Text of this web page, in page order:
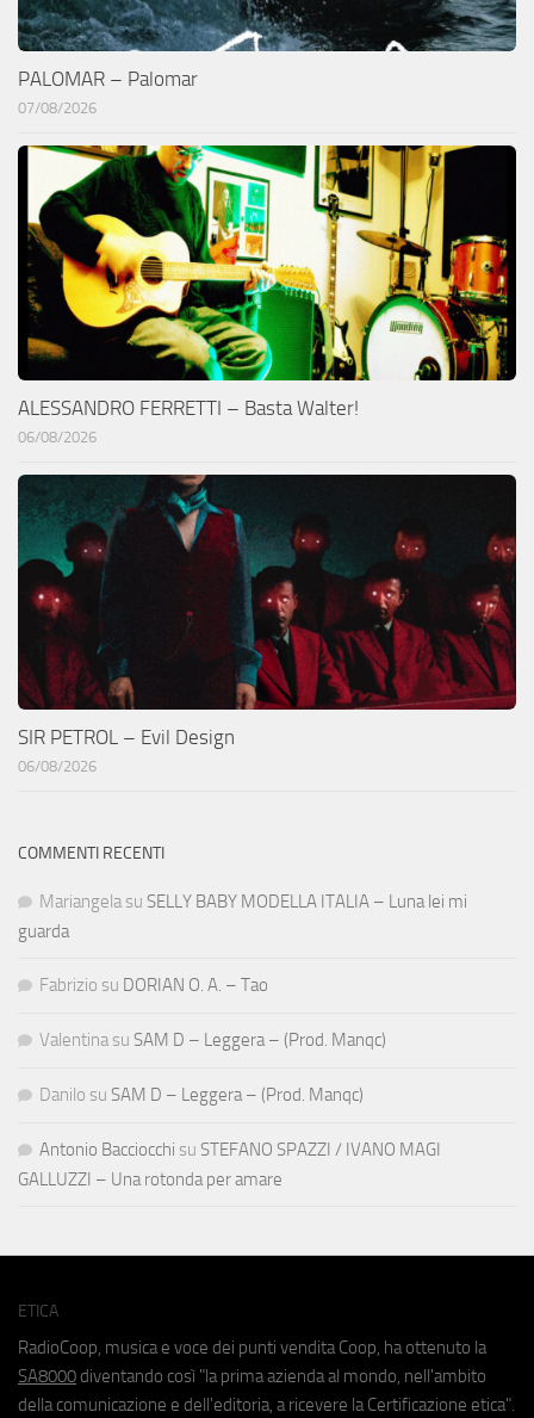
PALOMAR – Palomar
07/08/2026
ALESSANDRO FERRETTI – Basta Walter!
06/08/2026
SIR PETROL – Evil Design
06/08/2026
COMMENTI RECENTI
Mariangela su SELLY BABY MODELLA ITALIA – Luna lei mi
guarda
Fabrizio su DORIAN O. A. – Tao
Valentina su SAM D – Leggera – (Prod. Manqc)
Danilo su SAM D – Leggera – (Prod. Manqc)
Antonio Bacciocchi su STEFANO SPAZZI / IVANO MAGI
GALLUZZI – Una rotonda per amare
ETICA
RadioCoop, musica e voce dei punti vendita Coop, ha ottenuto la
SA8000 diventando così "la prima azienda al mondo, nell'ambito
della comunicazione e dell'editoria, a ricevere la Certificazione etica".